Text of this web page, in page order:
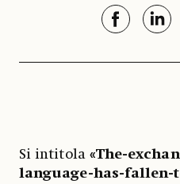
Si intitola «The-
language-has-fallen-